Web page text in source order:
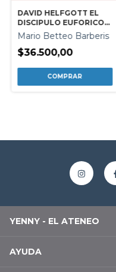
DAVID HELFGOTT EL
DISCIPULO EUFORICO
DE EROS
Mario Betteo Barberis
$36.500,00
YENNY - EL ATENEO
AYUDA